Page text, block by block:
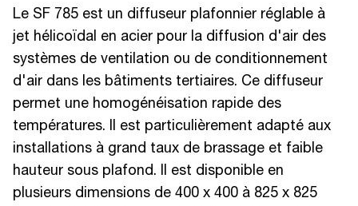
Le SF 785 est un diffuseur plafonnier réglable à
jet hélicoïdal en acier pour la diffusion d'air des
systèmes de ventilation ou de conditionnement
d'air dans les bâtiments tertiaires. Ce diffuseur
permet une homogénéisation rapide des
températures. Il est particulièrement adapté aux
installations à grand taux de brassage et faible
hauteur sous plafond. Il est disponible en
plusieurs dimensions de 400 x 400 à 825 x 825